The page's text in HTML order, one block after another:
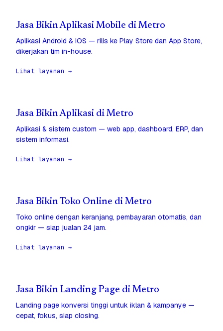
Jasa Bikin Aplikasi Mobile di Metro
Aplikasi Android & iOS — rilis ke Play Store dan App Store,
dikerjakan tim in-house.
Lihat layanan →
Jasa Bikin Aplikasi di Metro
Aplikasi & sistem custom — web app, dashboard, ERP, dan
sistem informasi.
Lihat layanan →
Jasa Bikin Toko Online di Metro
Toko online dengan keranjang, pembayaran otomatis, dan
ongkir — siap jualan 24 jam.
Lihat layanan →
Jasa Bikin Landing Page di Metro
Landing page konversi tinggi untuk iklan & kampanye —
cepat, fokus, siap closing.